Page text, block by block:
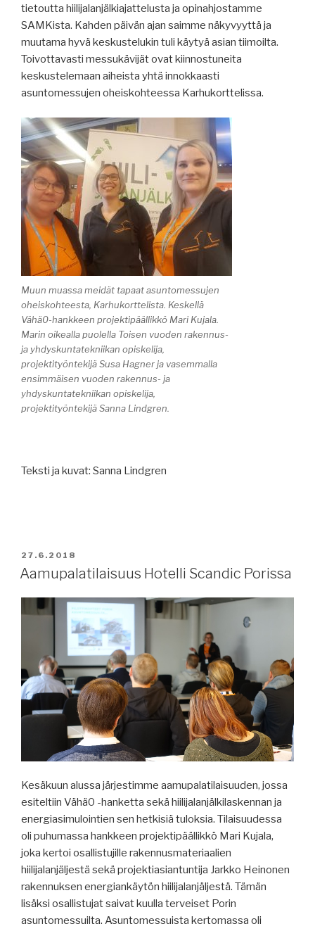
tietoutta hiilijalanjälkiajattelusta ja opinahjostamme
SAMKista. Kahden päivän ajan saimme näkyvyyttä ja
muutama hyvä keskustelukin tuli käytyä asian tiimoilta.
Toivottavasti messukävijät ovat kiinnostuneita
keskustelemaan aiheista yhtä innokkaasti
asuntomessujen oheiskohteessa Karhukorttelissa.
Muun muassa meidät tapaat asuntomessujen
oheiskohteesta, Karhukorttelista. Keskellä
Vähä0-hankkeen projektipäällikkö Mari Kujala.
Marin oikealla puolella Toisen vuoden rakennus-
ja yhdyskuntatekniikan opiskelija,
projektityöntekijä Susa Hagner ja vasemmalla
ensimmäisen vuoden rakennus- ja
yhdyskuntatekniikan opiskelija,
projektityöntekijä Sanna Lindgren.
Teksti ja kuvat: Sanna Lindgren
JULKAISTU
27.6.2018
Aamupalatilaisuus Hotelli Scandic Porissa
Kesäkuun alussa järjestimme aamupalatilaisuuden, jossa
esiteltiin Vähä0 -hanketta sekä hiilijalanjälkilaskennan ja
energiasimulointien sen hetkisiä tuloksia. Tilaisuudessa
oli puhumassa hankkeen projektipäällikkö Mari Kujala,
joka kertoi osallistujille rakennusmateriaalien
hiilijalanjäljestä sekä projektiasiantuntija Jarkko Heinonen
rakennuksen energiankäytön hiilijalanjäljestä. Tämän
lisäksi osallistujat saivat kuulla terveiset Porin
asuntomessuilta. Asuntomessuista kertomassa oli